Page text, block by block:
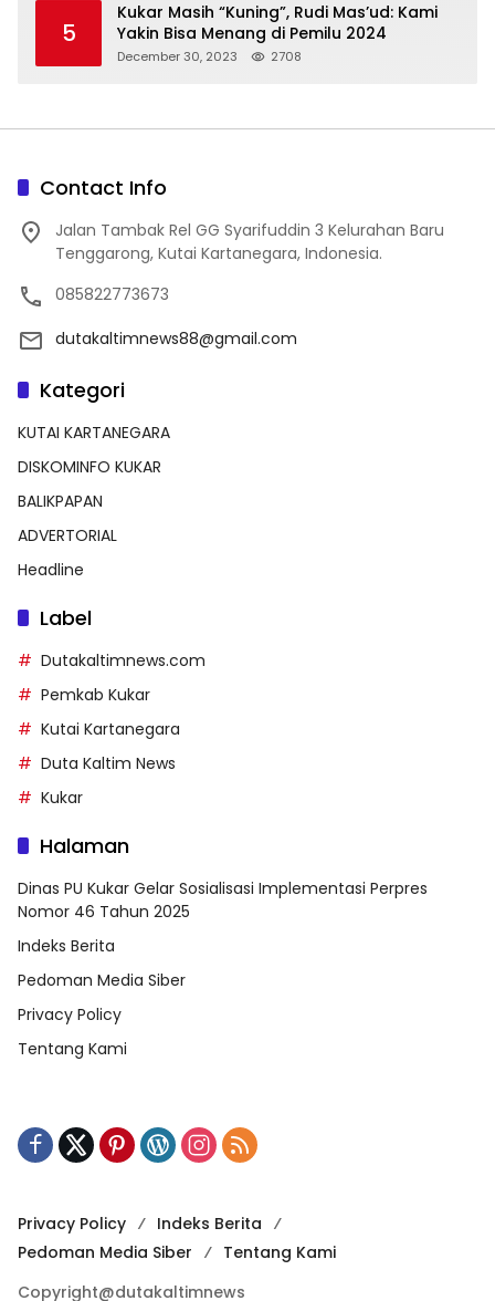
5
Kukar Masih “Kuning”, Rudi Mas’ud: Kami
Yakin Bisa Menang di Pemilu 2024
December 30, 2023 2708
Contact Info
Jalan Tambak Rel GG Syarifuddin 3 Kelurahan Baru
Tenggarong, Kutai Kartanegara, Indonesia.
085822773673
dutakaltimnews88@gmail.com
Kategori
KUTAI KARTANEGARA
DISKOMINFO KUKAR
BALIKPAPAN
ADVERTORIAL
Headline
Label
Dutakaltimnews.com
Pemkab Kukar
Kutai Kartanegara
Duta Kaltim News
Kukar
Halaman
Dinas PU Kukar Gelar Sosialisasi Implementasi Perpres
Nomor 46 Tahun 2025
Indeks Berita
Pedoman Media Siber
Privacy Policy
Tentang Kami
Privacy Policy
Indeks Berita
Pedoman Media Siber
Tentang Kami
Copyright@dutakaltimnews